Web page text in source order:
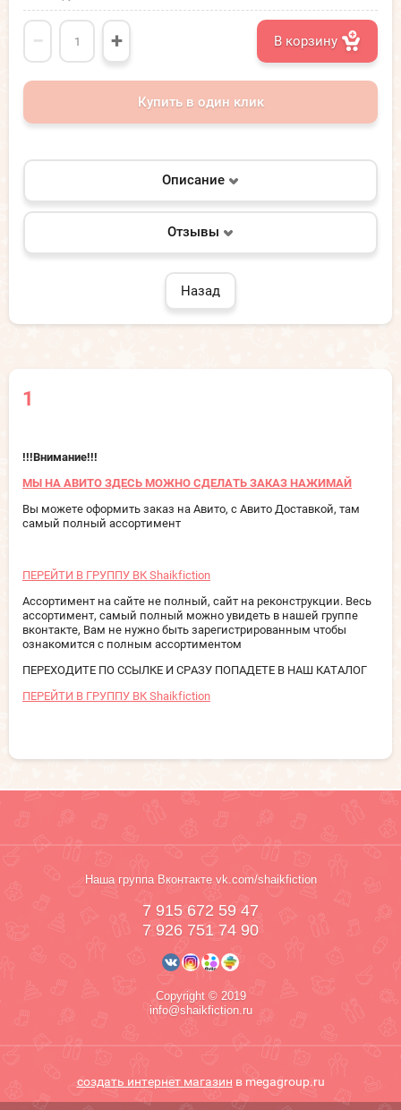
1
!!!Внимание!!!
МЫ НА АВИТО ЗДЕСЬ МОЖНО СДЕЛАТЬ ЗАКАЗ НАЖИМАЙ
Вы можете оформить заказ на Авито, с Авито Доставкой, там
самый полный ассортимент
ПЕРЕЙТИ В ГРУППУ ВК Shaikfiction
Ассортимент на сайте не полный, сайт на реконструкции. Весь
ассортимент, самый полный можно увидеть в нашей группе
вконтакте, Вам не нужно быть зарегистрированным чтобы
ознакомится с полным ассортиментом
ПЕРЕХОДИТЕ ПО ССЫЛКЕ И СРАЗУ ПОПАДЕТЕ В НАШ КАТАЛОГ
ПЕРЕЙТИ В ГРУППУ ВК Shaikfiction
− + В корзину
Купить в один клик
Описание
Отзывы
Назад
Наша группа Вконтакте vk.com/shaikfiction
7 915 672 59 47
7 926 751 74 90
Copyright © 2019
info@shaikfiction.ru
создать интернет магазин в megagroup.ru